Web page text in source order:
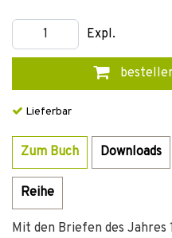
Expl.
Lieferbar
Zum Buch Downloads
Reihe
Mit den Briefen des